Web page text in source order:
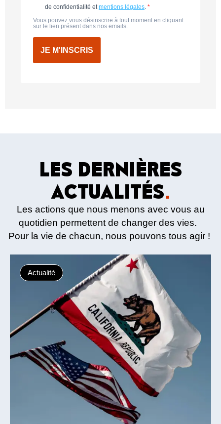
de confidentialité et mentions légales
Vous pouvez vous désinscrire à tout moment en cliquant
sur le lien présent dans nos emails.
JE M'INSCRIS
LES DERNIÈRES
ACTUALITÉS.
Les actions que nous menons avec vous au
quotidien permettent de changer des vies.
Pour la vie de chacun, nous pouvons tous agir !
Actualité